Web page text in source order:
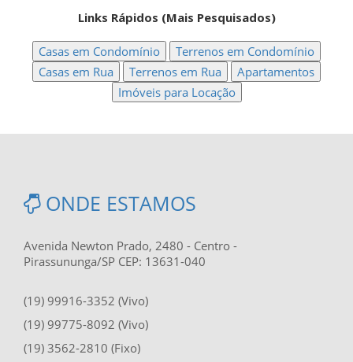
Links Rápidos (Mais Pesquisados)
Casas em Condomínio
Terrenos em Condomínio
Casas em Rua
Terrenos em Rua
Apartamentos
Imóveis para Locação
ONDE ESTAMOS
Avenida Newton Prado, 2480 - Centro -
Pirassununga/SP CEP: 13631-040
(19) 99916-3352 (Vivo)
(19) 99775-8092 (Vivo)
(19) 3562-2810 (Fixo)